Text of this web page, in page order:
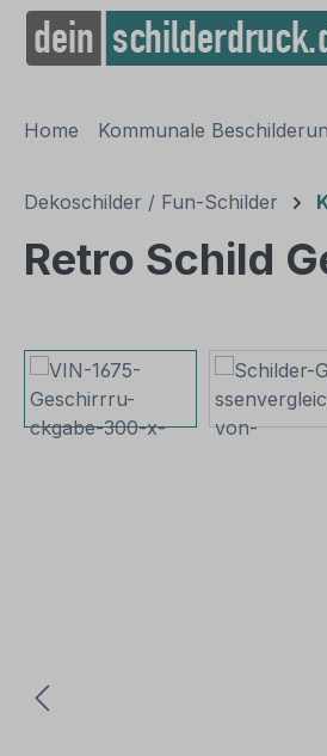
Zur Hauptnavigation
Home Kommunale
Dekoschilder / Fun-Schilder
Retro Schild
Bildergalerie überspringen